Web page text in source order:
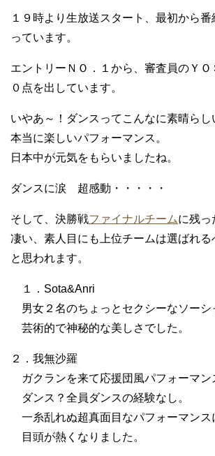
１９時より生放送スタート、最初から
っています。
エントリーＮＯ．１から、審査員のＹＯ
０点を出しています。
いやあ～！ダンスってこんなに素晴らし
本当に楽しいパフォーマンス。
日本中が元気をもらいましたね。
ダンスに涙 超感動・・・・・
そして、決勝戦ファイナルチームに残っ
凄い、素人目にも上位チームは選ばれる
と思われます。
１．Sota&Anri
男女２名のちょっとセクシーなソーシ
芸術的で神秘的な美しさでした。
２．我無沙羅
ガクランを来て応援団風パフォーマン
ダンス？全員ダンスの経験なし。
一糸乱れぬ超真面目なパフォーマンス
目頭が熱くなりました。